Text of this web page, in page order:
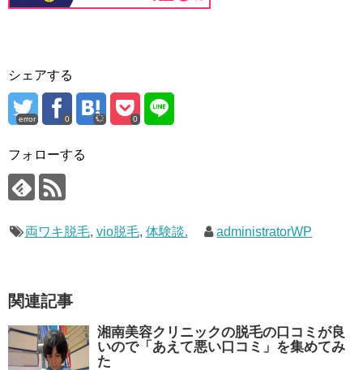
シェアする
error 0 0
フォローする
両ワキ脱毛, vio脱毛, 体験談. administratorWP
関連記事
湘南美容クリニックの脱毛の口コミが良
いので「あえて悪い口コミ」を集めてみ
た